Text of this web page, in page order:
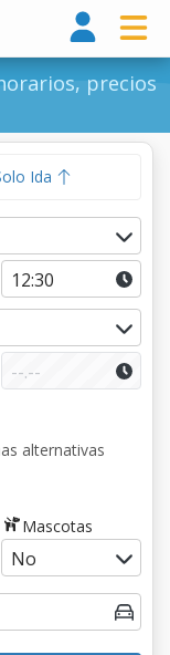
precios
Ida
alternativas
Mascotas